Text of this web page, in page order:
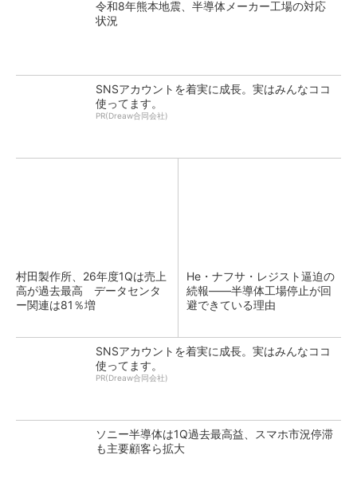
令和8年熊本地震、半導体メーカー工場の対応
状況
SNSアカウントを着実に成長。実はみんなココ
使ってます。
PR(Dreaw合同会社)
村田製作所、26年度1Qは売上
高が過去最高 データセンタ
ー関連は81％増
He・ナフサ・レジスト逼迫の
続報――半導体工場停止が回
避できている理由
SNSアカウントを着実に成長。実はみんなココ
使ってます。
PR(Dreaw合同会社)
ソニー半導体は1Q過去最高益、スマホ市況停滞
も主要顧客ら拡大